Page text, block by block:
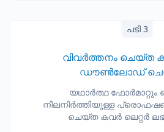
പടി 3
വിവർത്തനം ചെയ്ത
ഡൗൺലോഡ്
യഥാർത്ഥ
നിലനിർത്തിയുള്ള
ചെയ്ത കവർ ലെറ്റർ